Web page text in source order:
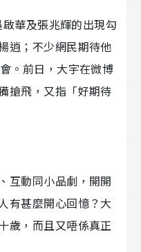
華及張兆輝的出現勾
逍；不少網民期待他
。前日，大宇在微博
搶飛，又指「好期待
互動同小品劇，開開
有甚麼開心回憶？大
歲，而且又唔係真正